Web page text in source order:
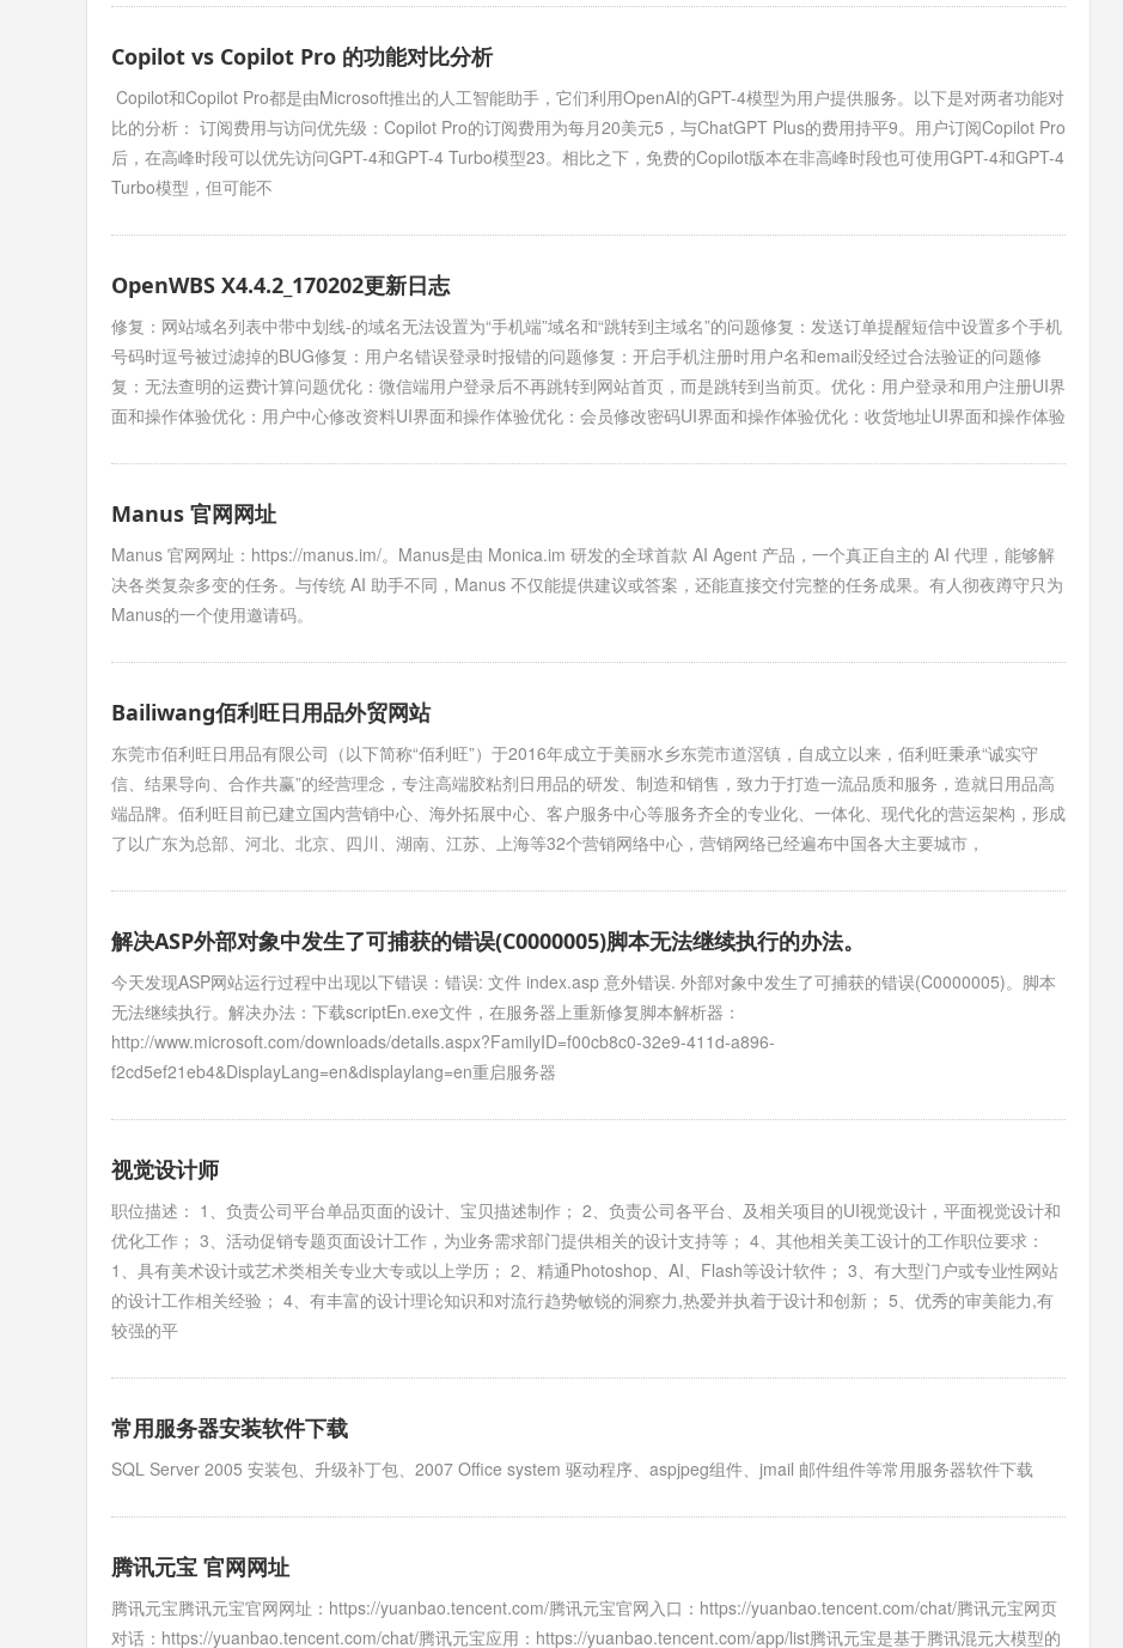
Copilot vs Copilot Pro 的功能对比分析
Copilot和Copilot Pro都是由Microsoft推出的人工智能助手，它们利用OpenAI的GPT-4模型为用户提供服务。以下是对两者功能对
比的分析： 订阅费用与访问优先级：Copilot Pro的订阅费用为每月20美元5，与ChatGPT Plus的费用持平9。用户订阅Copilot Pro
后，在高峰时段可以优先访问GPT-4和GPT-4 Turbo模型23。相比之下，免费的Copilot版本在非高峰时段也可使用GPT-4和GPT-4
Turbo模型，但可能不
OpenWBS X4.4.2_170202更新日志
修复：网站域名列表中带中划线-的域名无法设置为“手机端”域名和“跳转到主域名”的问题修复：发送订单提醒短信中设置多个手机
号码时逗号被过滤掉的BUG修复：用户名错误登录时报错的问题修复：开启手机注册时用户名和email没经过合法验证的问题修
复：无法查明的运费计算问题优化：微信端用户登录后不再跳转到网站首页，而是跳转到当前页。优化：用户登录和用户注册UI界
面和操作体验优化：用户中心修改资料UI界面和操作体验优化：会员修改密码UI界面和操作体验优化：收货地址UI界面和操作体验
Manus 官网网址
Manus 官网网址：https://manus.im/。Manus是由 Monica.im 研发的全球首款 AI Agent 产品，一个真正自主的 AI 代理，能够解
决各类复杂多变的任务。与传统 AI 助手不同，Manus 不仅能提供建议或答案，还能直接交付完整的任务成果。有人彻夜蹲守只为
Manus的一个使用邀请码。
Bailiwang佰利旺日用品外贸网站
东莞市佰利旺日用品有限公司（以下简称“佰利旺”）于2016年成立于美丽水乡东莞市道滘镇，自成立以来，佰利旺秉承“诚实守
信、结果导向、合作共赢”的经营理念，专注高端胶粘剂日用品的研发、制造和销售，致力于打造一流品质和服务，造就日用品高
端品牌。佰利旺目前已建立国内营销中心、海外拓展中心、客户服务中心等服务齐全的专业化、一体化、现代化的营运架构，形成
了以广东为总部、河北、北京、四川、湖南、江苏、上海等32个营销网络中心，营销网络已经遍布中国各大主要城市，
解决ASP外部对象中发生了可捕获的错误(C0000005)脚本无法继续执行的办法。
今天发现ASP网站运行过程中出现以下错误：错误: 文件 index.asp 意外错误. 外部对象中发生了可捕获的错误(C0000005)。脚本
无法继续执行。解决办法：下载scriptEn.exe文件，在服务器上重新修复脚本解析器：
http://www.microsoft.com/downloads/details.aspx?FamilyID=f00cb8c0-32e9-411d-a896-
f2cd5ef21eb4&DisplayLang=en&displaylang=en重启服务器
视觉设计师
职位描述： 1、负责公司平台单品页面的设计、宝贝描述制作； 2、负责公司各平台、及相关项目的UI视觉设计，平面视觉设计和
优化工作； 3、活动促销专题页面设计工作，为业务需求部门提供相关的设计支持等； 4、其他相关美工设计的工作职位要求：
1、具有美术设计或艺术类相关专业大专或以上学历； 2、精通Photoshop、AI、Flash等设计软件； 3、有大型门户或专业性网站
的设计工作相关经验； 4、有丰富的设计理论知识和对流行趋势敏锐的洞察力,热爱并执着于设计和创新； 5、优秀的审美能力,有
较强的平
常用服务器安装软件下载
SQL Server 2005 安装包、升级补丁包、2007 Office system 驱动程序、aspjpeg组件、jmail 邮件组件等常用服务器软件下载
腾讯元宝 官网网址
腾讯元宝腾讯元宝官网网址：https://yuanbao.tencent.com/腾讯元宝官网入口：https://yuanbao.tencent.com/chat/腾讯元宝网页
对话：https://yuanbao.tencent.com/chat/腾讯元宝应用：https://yuanbao.tencent.com/app/list腾讯元宝是基于腾讯混元大模型的